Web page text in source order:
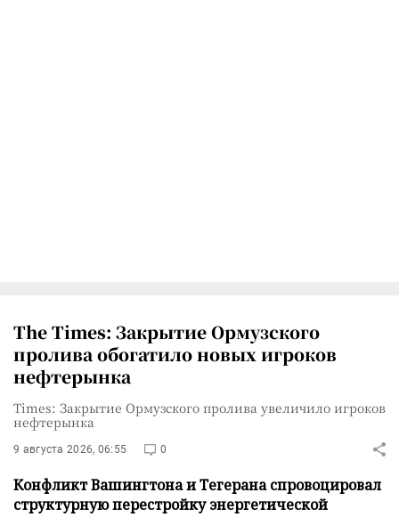
The Times: Закрытие Ормузского
пролива обогатило новых игроков
нефтерынка
Times: Закрытие Ормузского пролива увеличило игроков
нефтерынка
9 августа 2026, 06:55 0
Конфликт Вашингтона и Тегерана спровоцировал
структурную перестройку энергетической